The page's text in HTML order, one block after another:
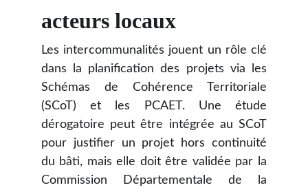
acteurs locaux
Les intercommunalités jouent un rôle clé
dans la planification des projets via les
Schémas de Cohérence Territoriale
(SCoT) et les PCAET. Une étude
dérogatoire peut être intégrée au SCoT
pour justifier un projet hors continuité
du bâti, mais elle doit être validée par la
Commission Départementale de la